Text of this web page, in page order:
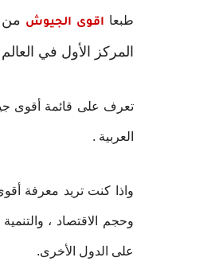
طبعا اقوى الجيوش من
المركز الأول في
العربية .
واذا كنت تريد معرفة
وحجم الاقتصاد ،
على الدول الأخرى.